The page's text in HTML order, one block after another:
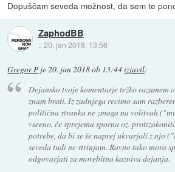
Dopuščam seveda možnost, da sem te
ZaphodBB
::20. jan 2018, 13:56
Gregor P je20. jan 2018 ob 13:44izjavil:
Dejansko tvoje komentarje težko razumem
znam brati. Iz zadnjega recimo sam
politična stranka ne zmaga na volitvah
vseeno, če sprejema sporna oz.
potrebe, da bi se še naprej ukvarjali z njo
seveda tudi ne strinjam. Ravno tako mora
odgovarjati za morebitna kazniva dejanja.